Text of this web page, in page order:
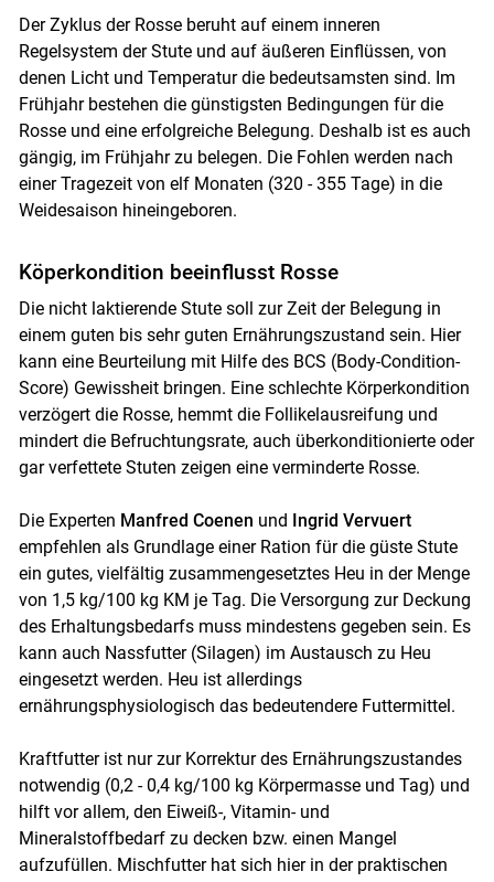
Der Zyklus der Rosse beruht auf einem inneren
Regelsystem der Stute und auf äußeren Einflüssen, von
denen Licht und Temperatur die bedeutsamsten sind. Im
Frühjahr bestehen die günstigsten Bedingungen für die
Rosse und eine erfolgreiche Belegung. Deshalb ist es auch
gängig, im Frühjahr zu belegen. Die Fohlen werden nach
einer Tragezeit von elf Monaten (320 - 355 Tage) in die
Weidesaison hineingeboren.
Köperkondition beeinflusst Rosse
Die nicht laktierende Stute soll zur Zeit der Belegung in
einem guten bis sehr guten Ernährungszustand sein. Hier
kann eine Beurteilung mit Hilfe des BCS (Body-Condition-
Score) Gewissheit bringen. Eine schlechte Körperkondition
verzögert die Rosse, hemmt die Follikelausreifung und
mindert die Befruchtungsrate, auch überkonditionierte oder
gar verfettete Stuten zeigen eine verminderte Rosse.
Die Experten Manfred Coenen und Ingrid Vervuert
empfehlen als Grundlage einer Ration für die güste Stute
ein gutes, vielfältig zusammengesetztes Heu in der Menge
von 1,5 kg/100 kg KM je Tag. Die Versorgung zur Deckung
des Erhaltungsbedarfs muss mindestens gegeben sein. Es
kann auch Nassfutter (Silagen) im Austausch zu Heu
eingesetzt werden. Heu ist allerdings
ernährungsphysiologisch das bedeutendere Futtermittel.
Kraftfutter ist nur zur Korrektur des Ernährungszustandes
notwendig (0,2 - 0,4 kg/100 kg Körpermasse und Tag) und
hilft vor allem, den Eiweiß-, Vitamin- und
Mineralstoffbedarf zu decken bzw. einen Mangel
aufzufüllen. Mischfutter hat sich hier in der praktischen